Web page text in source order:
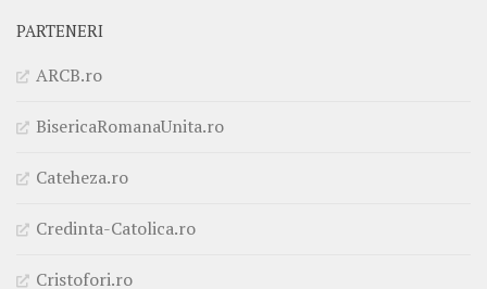
PARTENERI
ARCB.ro
BisericaRomanaUnita.ro
Cateheza.ro
Credinta-Catolica.ro
Cristofori.ro